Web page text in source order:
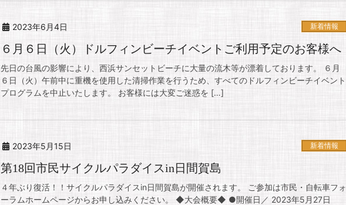
2023年6月4日 新着情報
６月６日（火）ドルフィンビーチイベントご利用予定のお客様へ
先日の台風の影響により、西浜サンセットビーチに大量の流木等が漂着しております。 ６月
６日（火）午前中に重機を使用した清掃作業を行うため、すべてのドルフィンビーチイベント
プログラムを中止いたします。 お客様には大変ご迷惑を […]
2023年5月15日 新着情報
第18回市民サイクルパラダイスin日間賀島
４年ぶり復活！！サイクルパラダイスin日間賀島が開催されます。 ご参加は市民・自転車フォ
ーラムホームページからお申し込みください。 ◆大会概要◆ ●開催日／ 2023年5月27日